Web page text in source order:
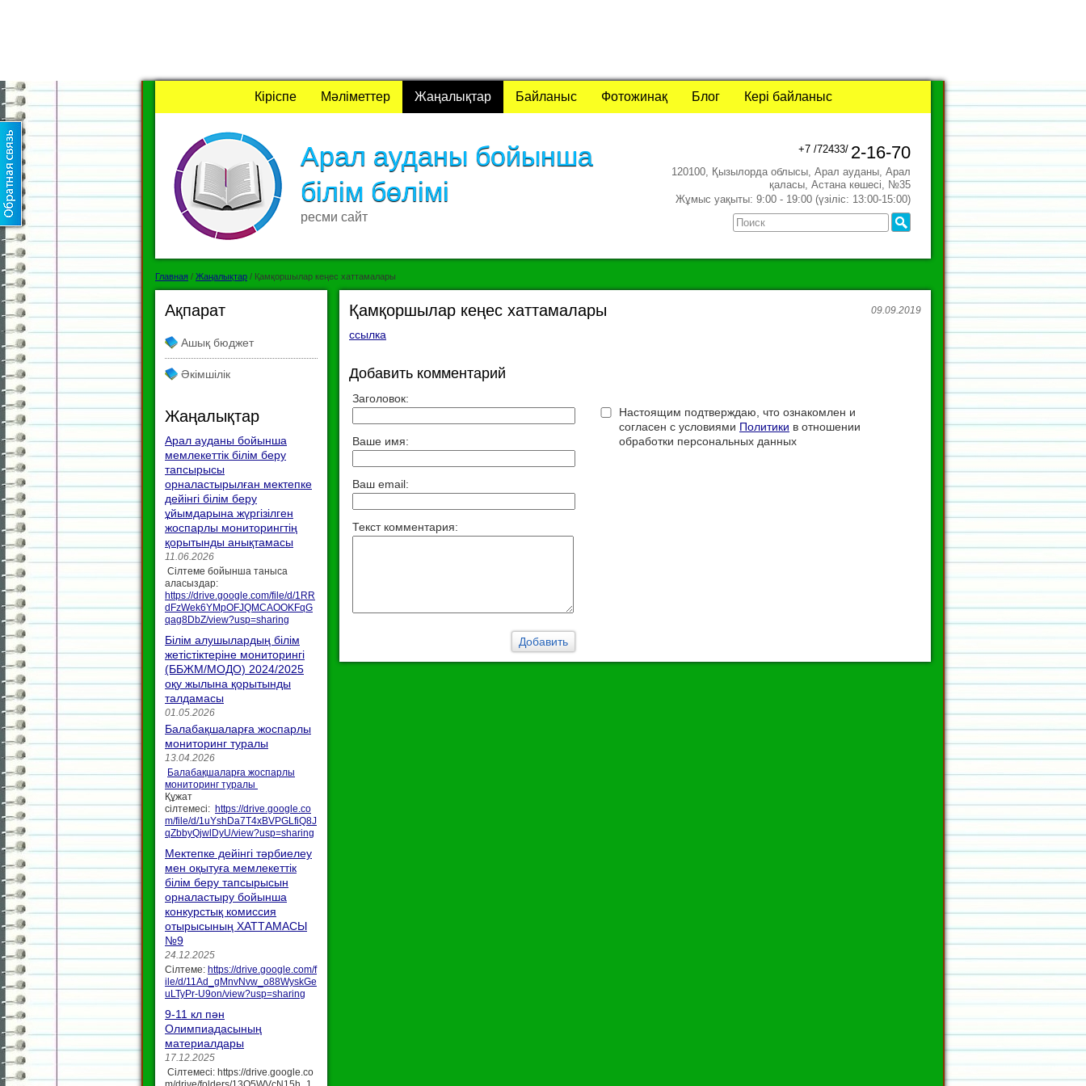
Кіріспе Мәліметтер Жаңалықтар Байланыс Фотожинақ Блог Кері байланыс
Арал ауданы бойынша
білім бөлімі
ресми сайт
+7 /72433/ 2-16-70
120100, Қызылорда облысы, Арал ауданы, Арал
қаласы, Астана көшесі, №35
Жұмыс уақыты: 9:00 - 19:00 (үзіліс: 13:00-15:00)
Главная / Жаңалықтар / Қамқоршылар кеңес хаттамалары
Ақпарат
Ашық бюджет
Әкімшілік
Жаңалықтар
Арал ауданы бойынша
мемлекеттік білім беру
тапсырысы
орналастырылған мектепке
дейінгі білім беру
ұйымдарына жүргізілген
жоспарлы мониторингтің
қорытынды анықтамасы
11.06.2026
Сілтеме бойынша таныса
аласыздар:
https://drive.google.com/file/d/1RR
dFzWek6YMpOFJQMCAOOKFqG
qag8DbZ/view?usp=sharing
Білім алушылардың білім
жетістіктеріне мониторингі
(ББЖМ/МОДО) 2024/2025
оқу жылына қорытынды
талдамасы
01.05.2026
Балабақшаларға жоспарлы
мониторинг туралы
13.04.2026
Балабақшаларға жоспарлы
мониторинг туралы
Құжат
сілтемесі: https://drive.google.co
m/file/d/1uYshDa7T4xBVPGLfiQ8J
qZbbyQjwlDyU/view?usp=sharing
Мектепке дейінгі тәрбиелеу
мен оқытуға мемлекеттік
білім беру тапсырысын
орналастыру бойынша
конкурстық комиссия
отырысының ХАТТАМАСЫ
№9
24.12.2025
Сілтеме: https://drive.google.com/f
ile/d/11Ad_gMnvNvw_o88WyskGe
uLTyPr-U9on/view?usp=sharing
9-11 кл пән
Олимпиадасының
материалдары
17.12.2025
Сілтемесі: https://drive.google.co
09.09.2019
Қамқоршылар кеңес хаттамалары
ссылка
Добавить комментарий
Заголовок:
Ваше имя:
Ваш email:
Текст комментария:
Настоящим подтверждаю, что ознакомлен и
согласен с условиями Политики в отношении
обработки персональных данных